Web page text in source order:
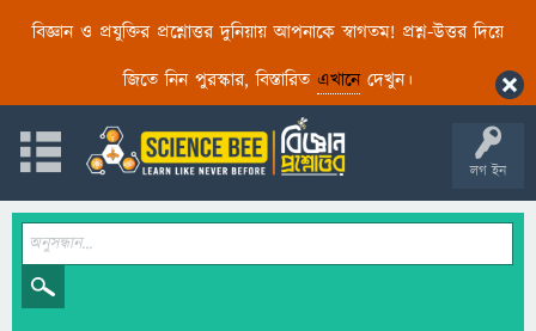
বিজ্ঞান ও প্রযুক্তির প্রশ্নোত্তর দুনিয়ায় আপনাকে স্বাগতম! প্রশ্ন-উত্তর দিয়ে
জিতে নিন পুরস্কার, বিস্তারিত এখানেদেখুন।
লগ ইন